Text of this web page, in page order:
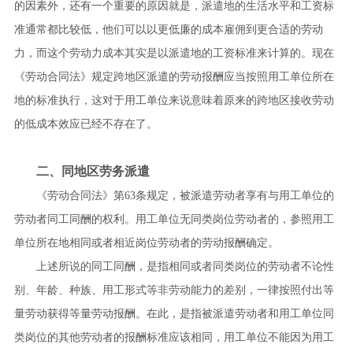
的因素外，还有一个重要的原因就是，派遣地的生活水平和工资标
准通常都比较低，他们可以以更低廉的成本雇佣到更合适的劳动
力，而这个劳动力成本其实是以派遣地的工资标准来计算的。现在
《劳动合同法》规定跨地区派遣的劳动报酬应当按照用工单位所在
地的标准执行，这对于用工单位来说意味着原来的跨地区接收劳动
的低成本效应已经不存在了。
二、同地区劳务派遣
《劳动合同法》第63条规定，被派遣劳动者享有与用工单位的
劳动者同工同酬的权利。用工单位无同类岗位劳动者的，参照用工
单位所在地相同或者相近岗位劳动者的劳动报酬确定。
上述所说的同工同酬，是指相同或者同类岗位的劳动者不论性
别、年龄、种族、用工形式等非劳动能力的差别，一律按照付出等
量劳动获得等量劳动报酬。在此，是指被派遣劳动者和用工单位同
类岗位的其他劳动者的报酬标准应该相同，用工单位不能因为用工